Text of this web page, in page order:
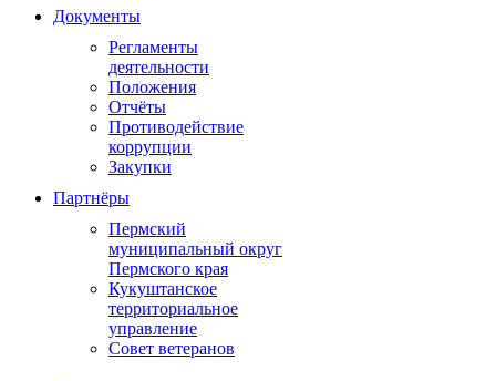
Документы
Регламенты
деятельности
Положения
Отчёты
Противодействие
коррупции
Закупки
Партнёры
Пермский
муниципальный округ
Пермского края
Кукуштанское
территориальное
управление
Совет ветеранов